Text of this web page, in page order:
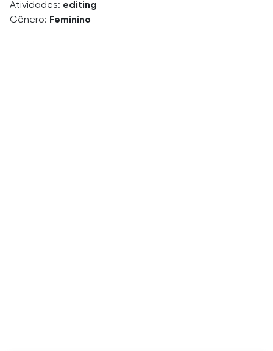
Atividades: editing
Gênero: Feminino